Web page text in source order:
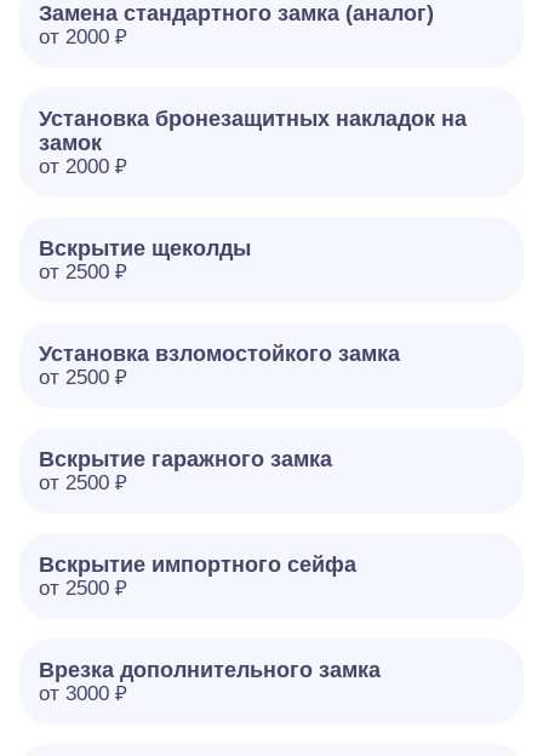
Замена стандартного замка (аналог)
от 2000 ₽
Установка бронезащитных накладок на
замок
от 2000 ₽
Вскрытие щеколды
от 2500 ₽
Установка взломостойкого замка
от 2500 ₽
Вскрытие гаражного замка
от 2500 ₽
Вскрытие импортного сейфа
от 2500 ₽
Врезка дополнительного замка
от 3000 ₽